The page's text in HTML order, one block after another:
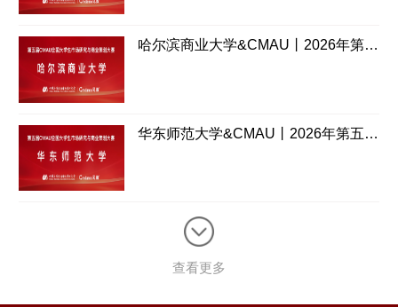
哈尔滨商业大学&CMAU丨2026年第五届CMAU市策大赛北部赛区承办校介绍
华东师范大学&CMAU丨2026年第五届CMAU市策大赛总决赛承办校介绍
查看更多